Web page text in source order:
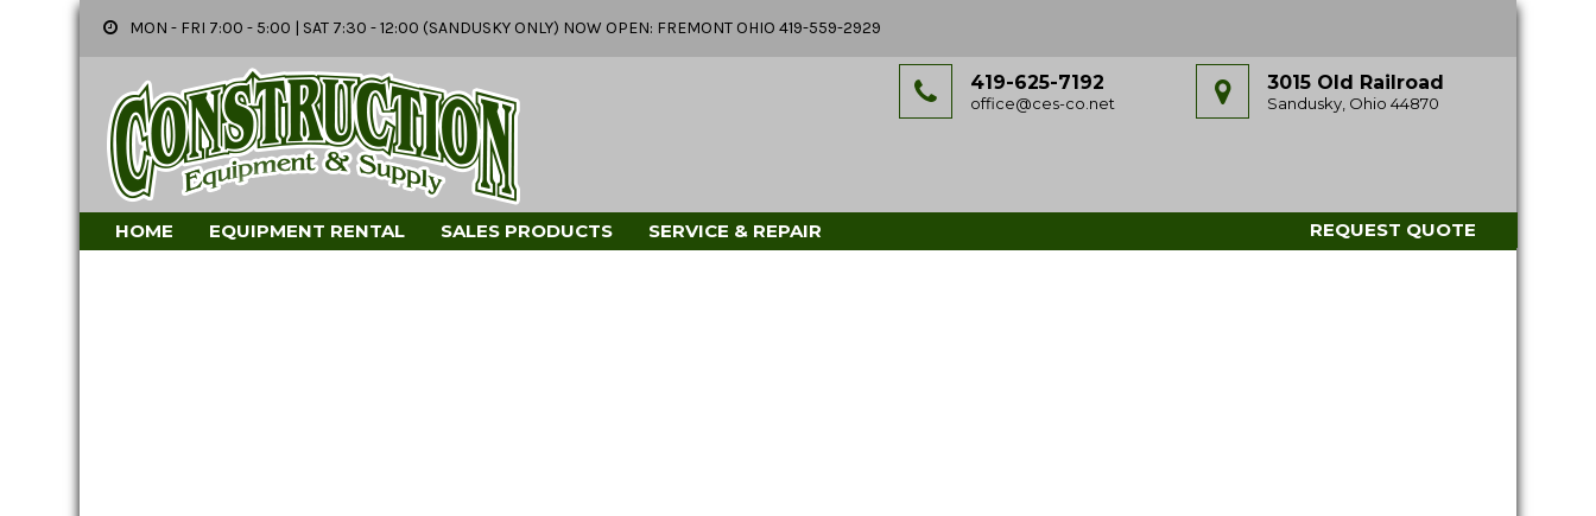
MON - FRI 7:00 - 5:00 | SAT 7:30 - 12:00 (SANDUSKY ONLY) NOW OPEN: FREMONT OHIO 419-559-2929
3015 Old Railroad
Sandusky, Ohio 44870
419-625-7192
office@ces-co.net
HOME EQUIPMENT RENTAL SALES PRODUCTS SERVICE & REPAIR REQUEST QUOTE